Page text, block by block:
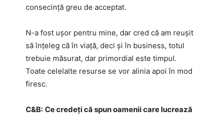
consecință greu de acceptat.
N-a fost ușor pentru mine, dar cred că am reușit
să înțeleg că în viață, deci și în business, totul
trebuie măsurat, dar primordial este timpul.
Toate celelalte resurse se vor alinia apoi în mod
firesc.
C&B: Ce credeți că spun oamenii care lucrează